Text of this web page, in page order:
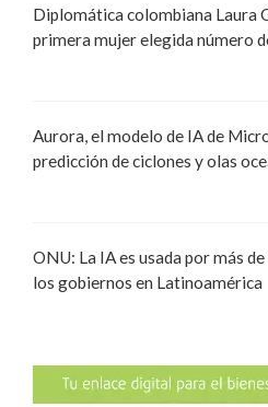
Diplomática colombiana Laura
primera mujer elegida número
Aurora, el modelo de IA de
predicción de ciclones y olas
ONU: La IA es usada por más
los gobiernos en Latinoamérica